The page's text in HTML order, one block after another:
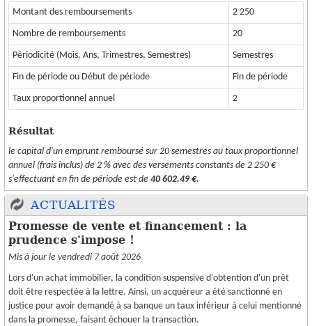
Montant des remboursements
2 250
Nombre de remboursements 20
Périodicité (Mois, Ans, Trimestres, Semestres) Semestres
Fin de période ou Début de période Fin de période
Taux proportionnel annuel 2
Résultat
le capital d'un emprunt remboursé sur 20 semestres au taux proportionnel
annuel (frais inclus) de 2 % avec des versements constants de 2 250 €
s'effectuant en fin de période est de 40 602.49 €.
ACTUALITÉS
Promesse de vente et financement : la
prudence s'impose !
Mis à jour le vendredi 7 août 2026
Lors d'un achat immobilier, la condition suspensive d'obtention d'un prêt
doit être respectée à la lettre. Ainsi, un acquéreur a été sanctionné en
justice pour avoir demandé à sa banque un taux inférieur à celui mentionné
dans la promesse, faisant échouer la transaction.